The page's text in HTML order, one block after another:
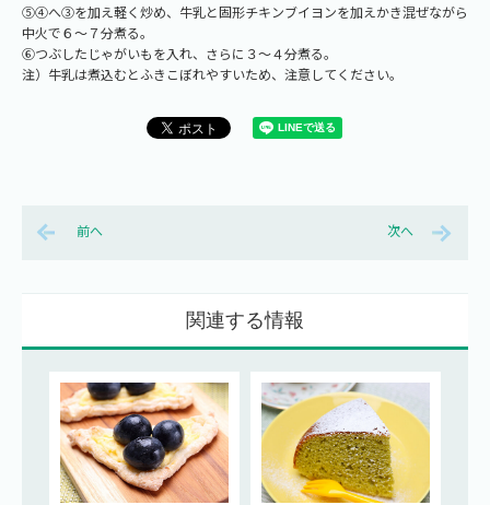
⑤④へ③を加え軽く炒め、牛乳と固形チキンブイヨンを加えかき混ぜながら
中火で６～７分煮る。
⑥つぶしたじゃがいもを入れ、さらに３～４分煮る。
注）牛乳は煮込むとふきこぼれやすいため、注意してください。
前へ 次へ
関連する情報